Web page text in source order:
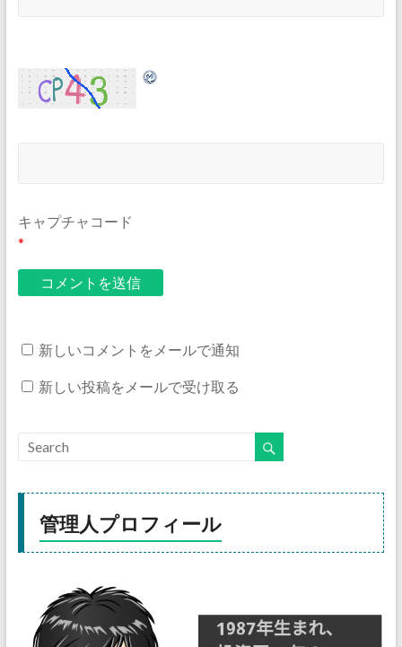
キャプチャコード
*
新しいコメントをメールで通知
新しい投稿をメールで受け取る
管理人プロフィール